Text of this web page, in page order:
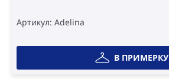
Артикул: Adelina
В ПРИМЕРКУ